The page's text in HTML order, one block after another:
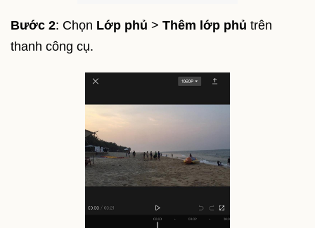
Bước 2: Chọn Lớp phủ > Thêm lớp phủ trên
thanh công cụ.